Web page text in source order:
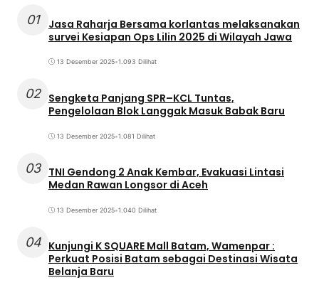
01
Jasa Raharja Bersama korlantas melaksanakan
survei Kesiapan Ops Lilin 2025 di Wilayah Jawa
13 Desember 2025•1.093 Dilihat
02 Sengketa Panjang SPR–KCL Tuntas,
Pengelolaan Blok Langgak Masuk Babak Baru
13 Desember 2025•1.081 Dilihat
03 TNI Gendong 2 Anak Kembar, Evakuasi Lintasi
Medan Rawan Longsor di Aceh
13 Desember 2025•1.040 Dilihat
04 Kunjungi K SQUARE Mall Batam, Wamenpar :
Perkuat Posisi Batam sebagai Destinasi Wisata
Belanja Baru